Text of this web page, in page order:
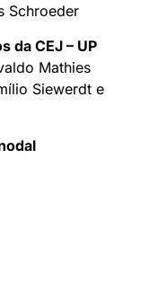
Schroeder
da CEJ – UP
Mathies
Siewerdt e